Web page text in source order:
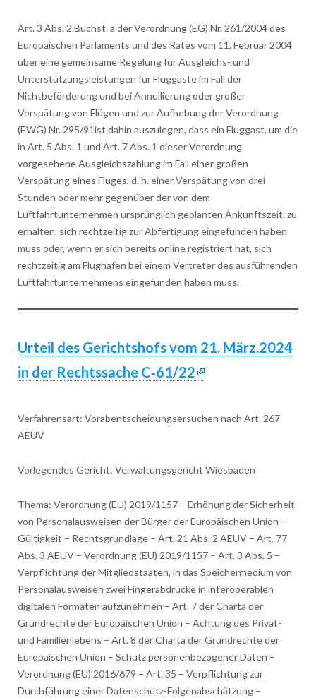
Art. 3 Abs. 2 Buchst. a der Verordnung (EG) Nr. 261/2004 des
Europäischen Parlaments und des Rates vom 11. Februar 2004
über eine gemeinsame Regelung für Ausgleichs- und
Unterstützungsleistungen für Fluggäste im Fall der
Nichtbeförderung und bei Annullierung oder großer
Verspätung von Flügen und zur Aufhebung der Verordnung
(EWG) Nr. 295/91ist dahin auszulegen, dass ein Fluggast, um die
in Art. 5 Abs. 1 und Art. 7 Abs. 1 dieser Verordnung
vorgesehene Ausgleichszahlung im Fall einer großen
Verspätung eines Fluges, d. h. einer Verspätung von drei
Stunden oder mehr gegenüber der von dem
Luftfahrtunternehmen ursprünglich geplanten Ankunftszeit, zu
erhalten, sich rechtzeitig zur Abfertigung eingefunden haben
muss oder, wenn er sich bereits online registriert hat, sich
rechtzeitig am Flughafen bei einem Vertreter des ausführenden
Luftfahrtunternehmens eingefunden haben muss.
Urteil des Gerichtshofs vom 21. März.2024
in der Rechtssache C‑61/22
Verfahrensart: Vorabentscheidungsersuchen nach Art. 267
AEUV
Vorlegendes Gericht: Verwaltungsgericht Wiesbaden
Thema: Verordnung (EU) 2019/1157 – Erhöhung der Sicherheit
von Personalausweisen der Bürger der Europäischen Union –
Gültigkeit – Rechtsgrundlage – Art. 21 Abs. 2 AEUV – Art. 77
Abs. 3 AEUV – Verordnung (EU) 2019/1157 – Art. 3 Abs. 5 –
Verpflichtung der Mitgliedstaaten, in das Speichermedium von
Personalausweisen zwei Fingerabdrücke in interoperablen
digitalen Formaten aufzunehmen – Art. 7 der Charta der
Grundrechte der Europäischen Union – Achtung des Privat-
und Familienlebens – Art. 8 der Charta der Grundrechte der
Europäischen Union – Schutz personenbezogener Daten –
Verordnung (EU) 2016/679 – Art. 35 – Verpflichtung zur
Durchführung einer Datenschutz-Folgenabschätzung –